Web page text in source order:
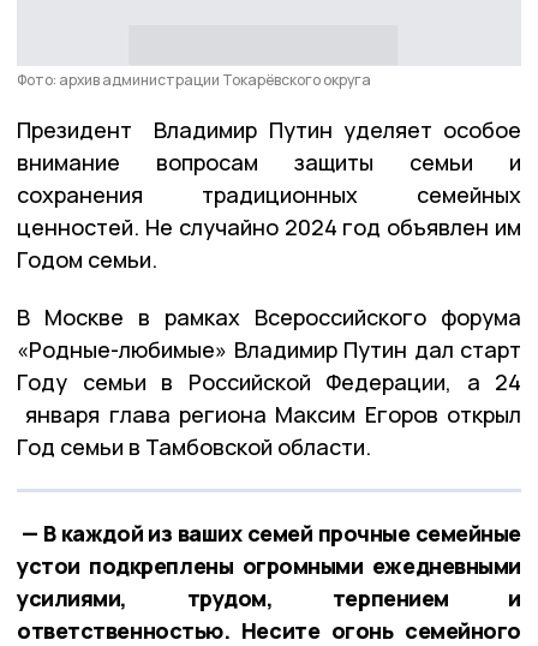
Фото: архив администрации Токарёвского округа
Президент Владимир Путин уделяет особое
внимание вопросам защиты семьи и
сохранения традиционных семейных
ценностей. Не случайно 2024 год объявлен им
Годом семьи.
В Москве в рамках Всероссийского форума
«Родные-любимые» Владимир Путин дал старт
Году семьи в Российской Федерации, а 24
января глава региона Максим Егоров открыл
Год семьи в Тамбовской области.
— В каждой из ваших семей прочные семейные
устои подкреплены огромными ежедневными
усилиями, трудом, терпением и
ответственностью. Несите огонь семейного